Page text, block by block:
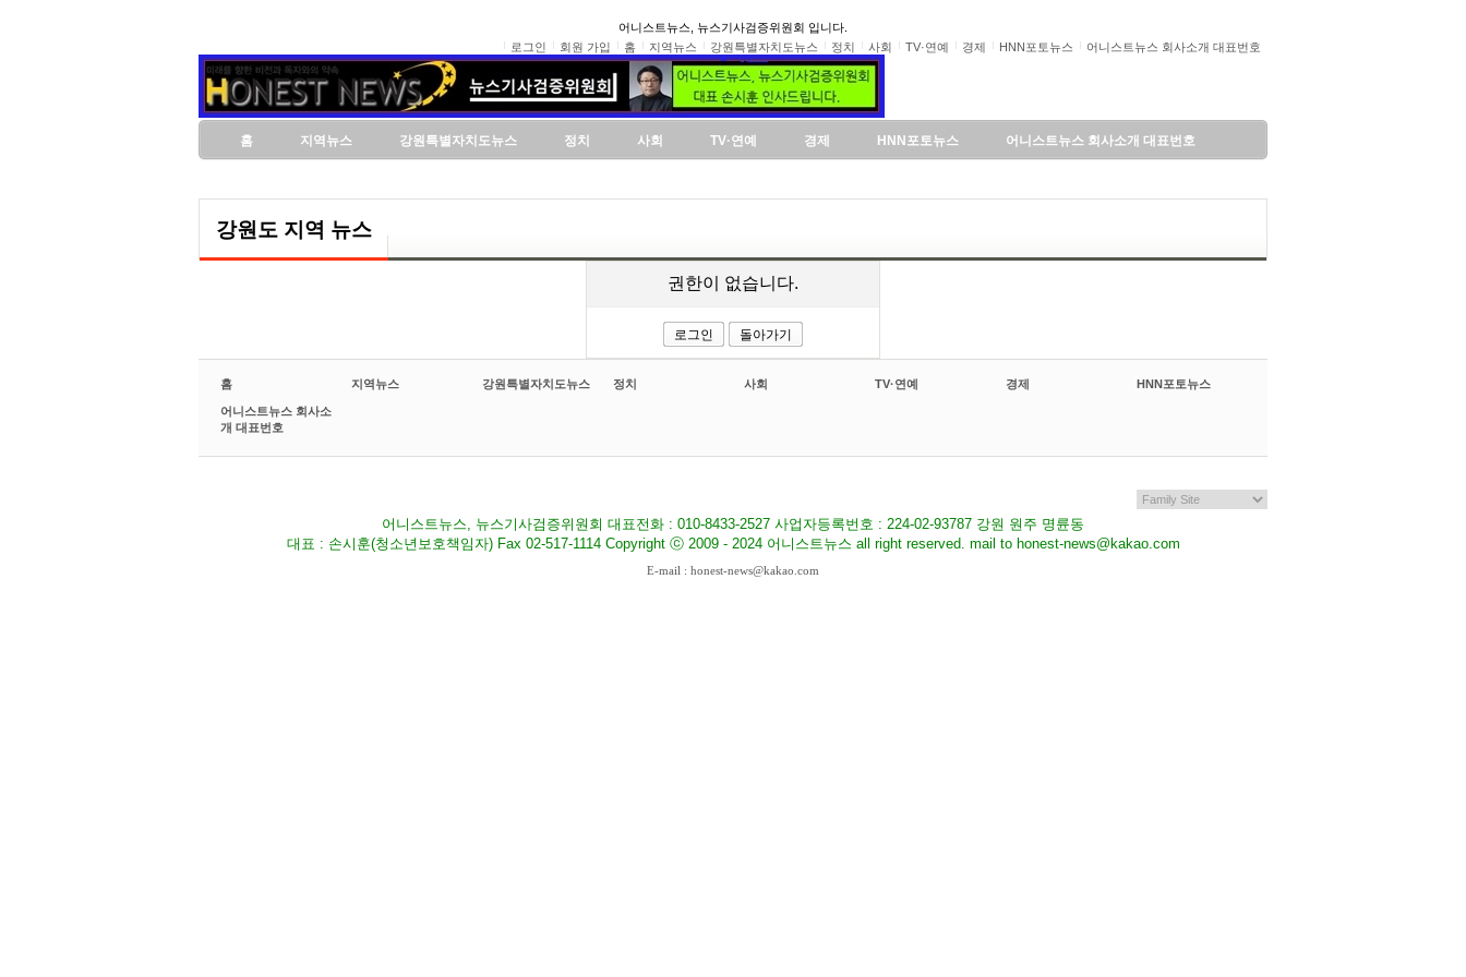
어니스트뉴스, 뉴스기사검증위원회 입니다.
로그인
회원 가입 홈 지역뉴스 강원특별자치도뉴스 정치 사회 TV·연예 경제 HNN포토뉴스 어니스트뉴스 회사소개 대표번호
홈 지역뉴스 강원특별자치도뉴스 정치 사회 TV·연예 경제 HNN포토뉴스 어니스트뉴스 회사소개 대표번호
강원도 지역 뉴스
권한이 없습니다.
로그인 돌아가기
홈 지역뉴스 강원특별자치도뉴스 정치 사회 TV·연예 경제 HNN포토뉴스
어니스트뉴스 회사소
개 대표번호
어니스트뉴스, 뉴스기사검증위원회 대표전화 : 010-8433-2527 사업자등록번호 : 224-02-93787 강원 원주 명륜동
대표 : 손시훈(청소년보호책임자) Fax 02-517-1114 Copyright ⓒ 2009 - 2024 어니스트뉴스 all right reserved. mail to honest-news@kakao.com
E-mail : honest-news@kakao.com